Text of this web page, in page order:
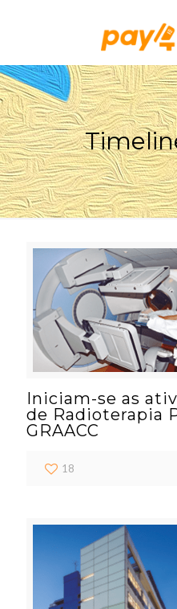
Iniciam-se as
de Radioterapia
GRAACC
18